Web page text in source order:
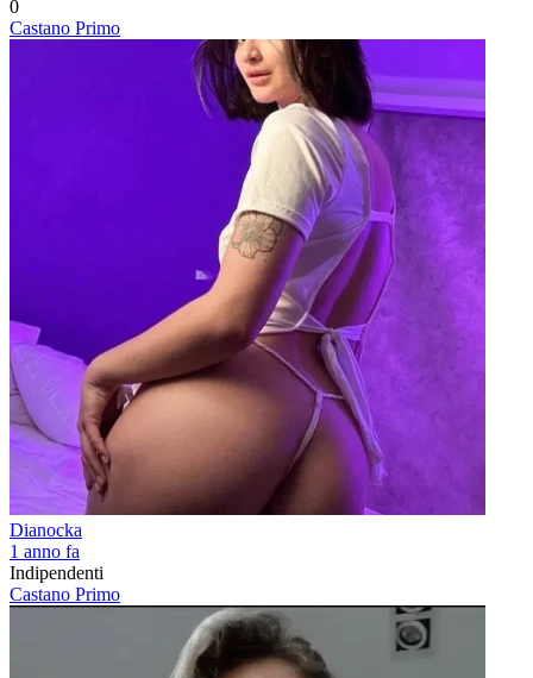
0
Castano Primo
Dianocka
1 anno fa
Indipendenti
Castano Primo